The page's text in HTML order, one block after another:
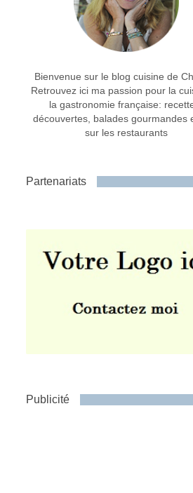
Bienvenue sur le blog cuisine de
Retrouvez ici ma passion pour la
la gastronomie française:
découvertes, balades gourmandes
sur les restaurants
Partenariats
Publicité